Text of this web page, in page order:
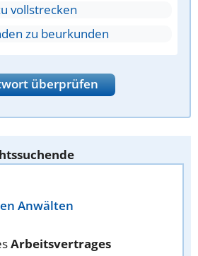
vollstrecken
zu beurkunden
überprüfen
Anwälten
Arbeitsvertrages